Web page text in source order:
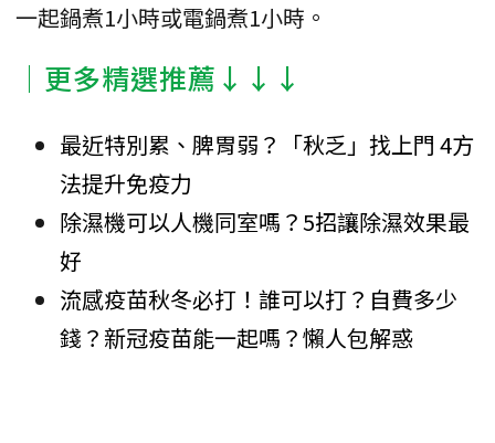
一起鍋煮1小時或電鍋煮1小時。
│更多精選推薦↓↓↓
最近特別累、脾胃弱？「秋乏」找上門 4方
法提升免疫力
除濕機可以人機同室嗎？5招讓除濕效果最
好
流感疫苗秋冬必打！誰可以打？自費多少
錢？新冠疫苗能一起嗎？懶人包解惑